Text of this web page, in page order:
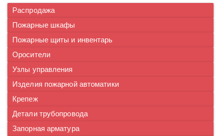
Распродажа
Пожарные шкафы
Пожарные щиты и инвентарь
Оросители
Узлы управления
Изделия пожарной автоматики
Крепеж
Детали трубопровода
Запорная арматура